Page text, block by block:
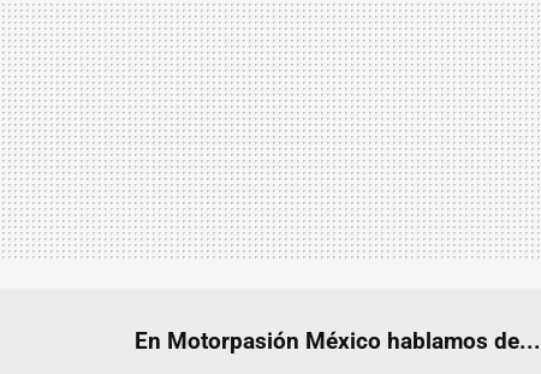
En Motorpasión México hablamos de...